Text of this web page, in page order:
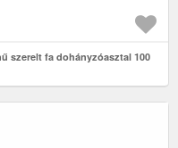
szerelt fa dohányzóasztal 100